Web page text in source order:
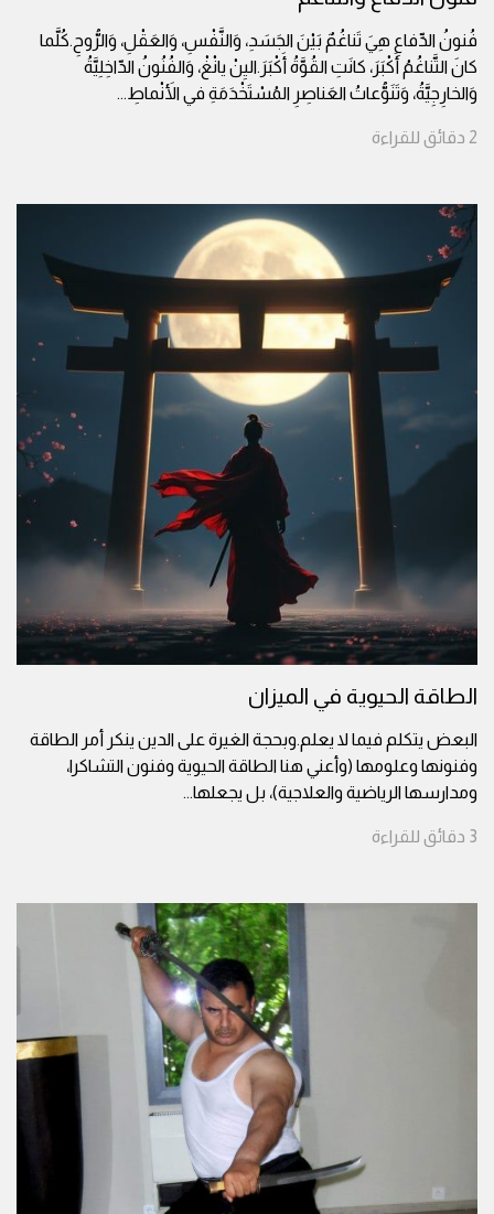
فُنونُ الدِّفاعِ هِيَ تَناغُمٌ بَيْنَ الجَسَدِ، وَالنَّفْسِ، وَالعَقْلِ، وَالرُّوحِ.كُلَّما
كانَ التَّناغُمُ أَكْبَرَ، كانَتِ القُوَّةُ أَكْبَرَ.اليِنْ يانْغْ، وَالفُنُونُ الدّاخِلِيَّةُ
وَالخارِجِيَّةُ، وَتَنَوُّعاتُ العَناصِرِ المُسْتَخْدَمَةِ في الأَنْماطِ...
2 دقائق للقراءة
الطاقة الحيوية في الميزان
البعض يتكلم فيما لا يعلم.وبحجة الغيرة على الدين ينكر أمر الطاقة
وفنونها وعلومها (وأعني هنا الطاقة الحيوية وفنون التشاكرا،
ومدارسها الرياضية والعلاجية)، بل يجعلها...
3 دقائق للقراءة